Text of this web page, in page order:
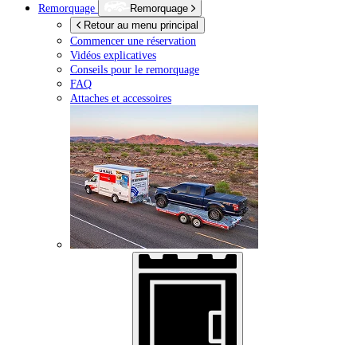
Remorquage
Remorquage
Retour au menu principal
Commencer une réservation
Vidéos explicatives
Conseils pour le remorquage
FAQ
Attaches et accessoires